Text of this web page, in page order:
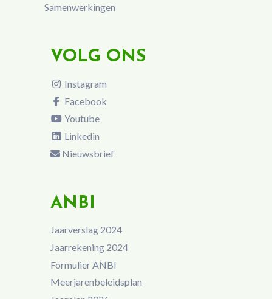
Samenwerkingen
VOLG ONS
Instagram
Facebook
Youtube
Linkedin
Nieuwsbrief
ANBI
Jaarverslag 2024
Jaarrekening 2024
Formulier ANBI
Meerjarenbeleidsplan